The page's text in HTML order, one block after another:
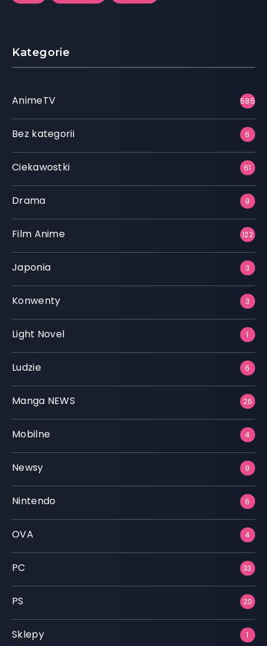
Kategorie
AnimeTV 585
Bez kategorii 6
Ciekawostki 61
Drama 9
Film Anime 122
Japonia 3
Konwenty 3
Light Novel 1
Ludzie 6
Manga NEWS 26
Mobilne 4
Newsy 9
Nintendo 6
OVA 4
PC 33
PS 20
Sklepy 1